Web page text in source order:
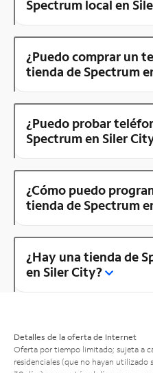
Spectrum local en
¿Puedo comprar un
tienda de Spectrum
¿Puedo probar
Spectrum en Siler
¿Cómo puedo
tienda de Spectrum
¿Hay una tienda de
en Siler City?
Detalles de la oferta de Internet
Oferta por tiempo limitado; sujeta a
residenciales (que no hayan